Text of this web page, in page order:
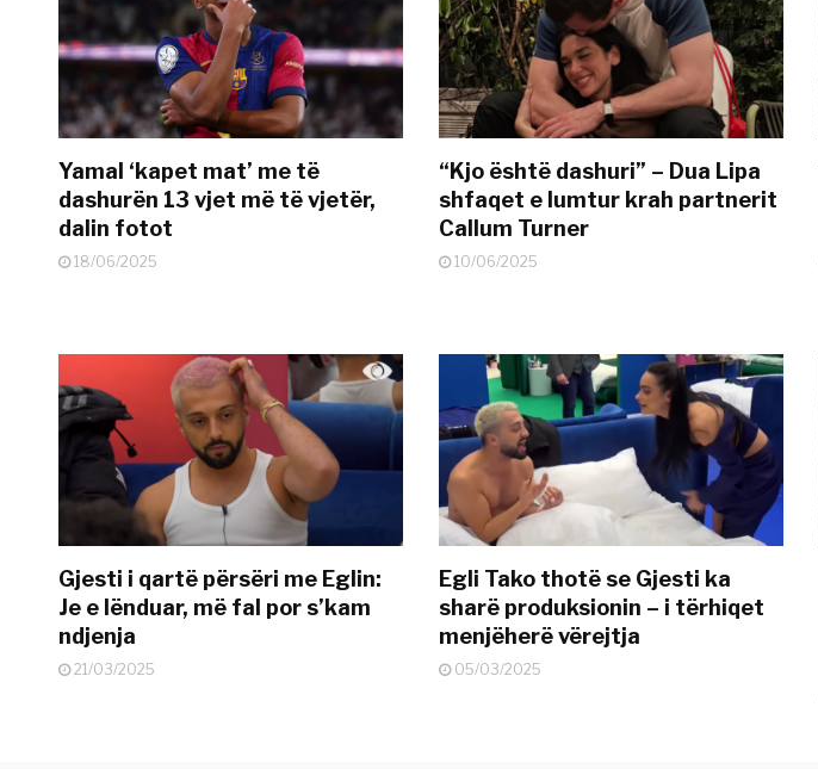
Yamal ‘kapet mat’ me të
dashurën 13 vjet më të vjetër,
dalin fotot
18/06/2025
“Kjo është dashuri” – Dua Lipa
shfaqet e lumtur krah partnerit
Callum Turner
10/06/2025
Gjesti i qartë përsëri me Eglin:
Je e lënduar, më fal por s’kam
ndjenja
21/03/2025
Egli Tako thotë se Gjesti ka
sharë produksionin – i tërhiqet
menjëherë vërejtja
05/03/2025